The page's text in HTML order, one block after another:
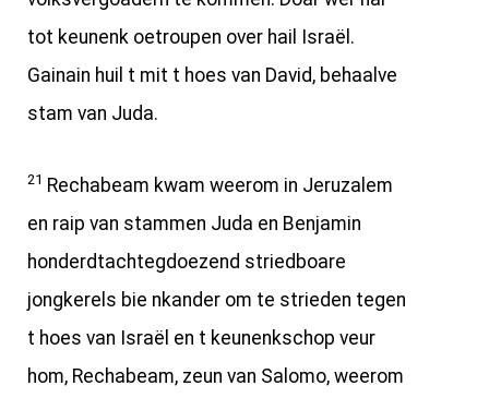
tot keunenk oetroupen over hail Israël.
Gainain huil t mit t hoes van David, behaalve
stam van Juda.
21 Rechabeam kwam weerom in Jeruzalem
en raip van stammen Juda en Benjamin
honderdtachtegdoezend striedboare
jongkerels bie nkander om te strieden tegen
t hoes van Israël en t keunenkschop veur
hom, Rechabeam, zeun van Salomo, weerom